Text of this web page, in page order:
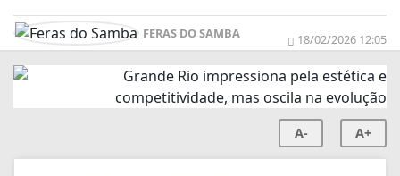
FERAS DO SAMBA 18/02/2026 12:05
A- A+